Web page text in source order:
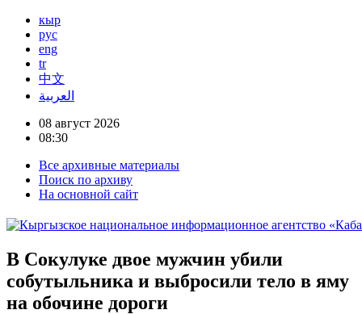
кыр
рус
eng
tr
中文
العربية
08 август 2026
08:30
Все архивные материалы
Поиск по архиву
На основной сайт
В Сокулуке двое мужчин убили
собутыльника и выбросили тело в яму
на обочине дороги